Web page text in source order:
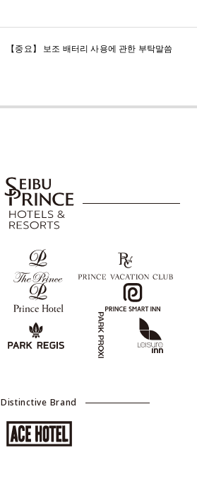
【중요】 보조 배터리 사용에 관한 부탁말씀
Distinctive Brand